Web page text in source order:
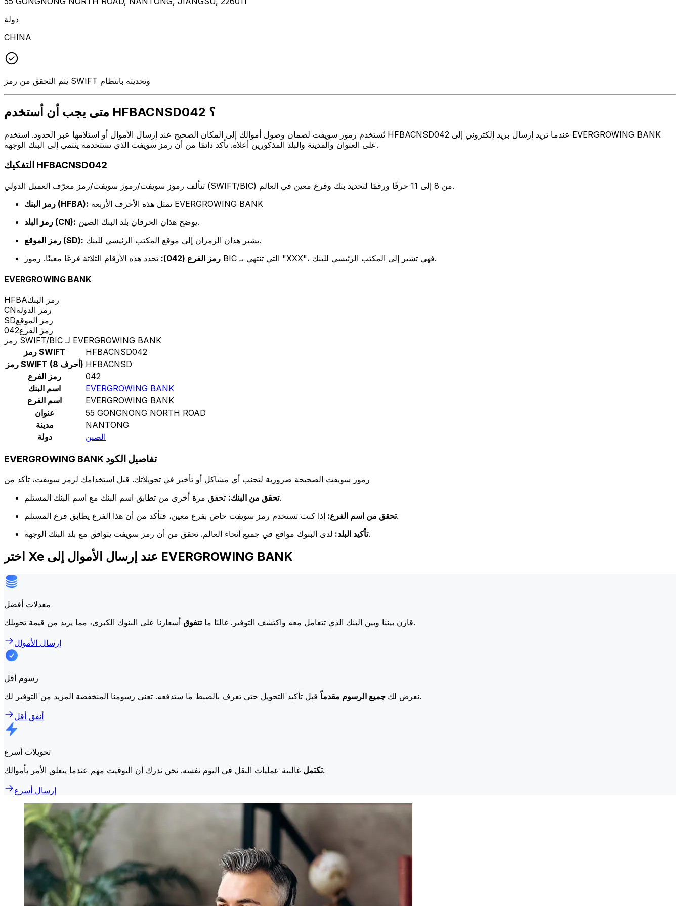
دولة
CHINA
يتم التحقق من رمز SWIFT وتحديثه بانتظام
متى يجب أن أستخدم HFBACNSD042 ؟
تُستخدم رموز سويفت لضمان وصول أموالك إلى المكان الصحيح عند إرسال الأموال أو استلامها عبر الحدود. استخدم HFBACNSD042 عندما تريد إرسال بريد إلكتروني إلى EVERGROWING BANK
على العنوان والمدينة والبلد المذكورين أعلاه. تأكد دائمًا من أن رمز سويفت الذي تستخدمه ينتمي إلى البنك الوجهة.
التفكيك HFBACNSD042
تتألف رموز سويفت/رموز سويفت/رمز معرّف العميل الدولي (SWIFT/BIC) من 8 إلى 11 حرفًا ورقمًا لتحديد بنك وفرع معين في العالم.
رمز البنك (HFBA):
تمثل هذه الأحرف الأربعة EVERGROWING BANK
رمز البلد (CN):
يوضح هذان الحرفان بلد البنك الصين.
رمز الموقع (SD):
يشير هذان الرمزان إلى موقع المكتب الرئيسي للبنك.
رمز الفرع (042):
تحدد هذه الأرقام الثلاثة فرعًا معينًا. رموز BIC التي تنتهي بـ "XXX"، فهي تشير إلى المكتب الرئيسي للبنك.
EVERGROWING BANK
HFBAرمز البنك
CNرمز الدولة
SDرمز الموقع
042رمز الفرع
رمز SWIFT/BIC لـ EVERGROWING BANK
رمز SWIFT
HFBACNSD042
رمز SWIFT (8 أحرف) HFBACNSD
رمز الفرع
042
اسم البنك
EVERGROWING BANK
اسم الفرع
EVERGROWING BANK
عنوان
55 GONGNONG NORTH ROAD
مدينة
NANTONG
دولة
الصين
EVERGROWING BANK تفاصيل الكود
رموز سويفت الصحيحة ضرورية لتجنب أي مشاكل أو تأخير في تحويلاتك. قبل استخدامك لرمز سويفت، تأكد من
تحقق من البنك:تحقق مرة أخرى من تطابق اسم البنك مع اسم البنك المستلم.
تحقق من اسم الفرع:إذا كنت تستخدم رمز سويفت خاص بفرع معين، فتأكد من أن هذا الفرع يطابق فرع المستلم.
تأكيد البلد:لدى البنوك مواقع في جميع أنحاء العالم. تحقق من أن رمز سويفت يتوافق مع بلد البنك الوجهة.
اختر Xe عند إرسال الأموال إلى EVERGROWING BANK
معدلات أفضل
قارن بيننا وبين البنك الذي تتعامل معه واكتشف التوفير. غالبًا ماتتفوق
أسعارنا على البنوك الكبرى، مما يزيد من قيمة تحويلك.
إرسال الأموال
رسوم أقل
نعرض لك جميع الرسوم مقدماً
قبل تأكيد التحويل حتى تعرف بالضبط ما ستدفعه. تعني رسومنا المنخفضة المزيد من التوفير لك.
أنفق أقل
تحويلات أسرع
تكتملغالبية عمليات النقل في اليوم نفسه. نحن ندرك أن التوقيت مهم عندما يتعلق الأمر بأموالك.
إرسال أسرع